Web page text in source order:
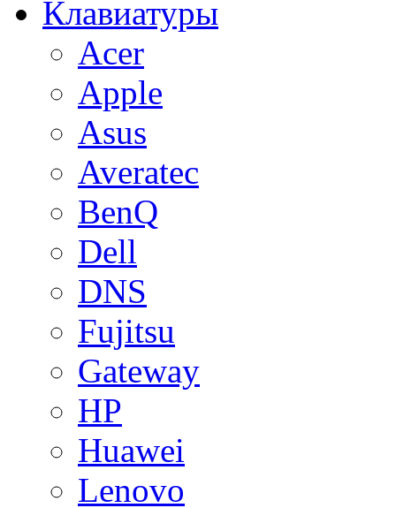
Клавиатуры
Acer
Apple
Asus
Averatec
BenQ
Dell
DNS
Fujitsu
Gateway
HP
Huawei
Lenovo